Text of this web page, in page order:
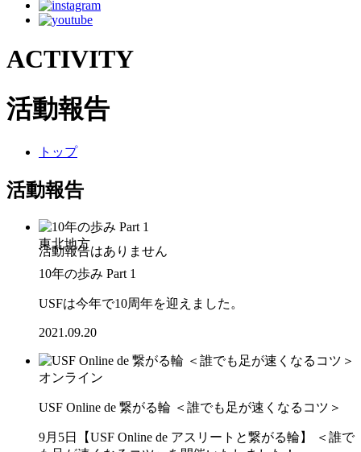
ACTIVITY
活動報告
トップ
活動報告
東北地方
10年の歩み Part 1
USFは今年で10周年を迎えました。
2021.09.20
オンライン
USF Online de 繋がる輪 ＜誰でも足が速くなるコツ＞
9月5日【USF Online de アスリートと繋がる輪】 ＜誰で